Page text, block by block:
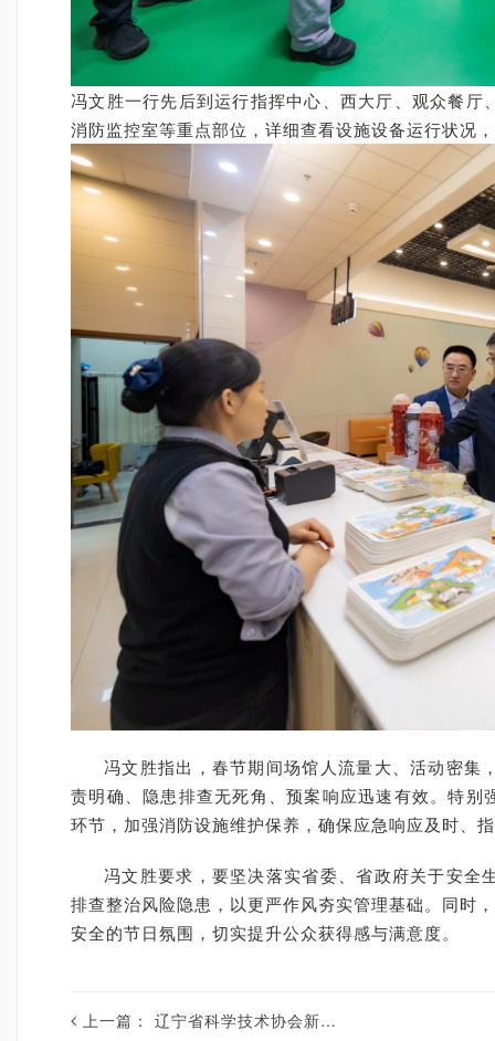
冯文胜一行先后到运行指挥中心、西大厅、观众餐
消防监控室等重点部位，详细查看设施设备运行状况
冯文胜指出，春节期间场馆人流量大、活动密
责明确、隐患排查无死角、预案响应迅速有效。特
环节，加强消防设施维护保养，确保应急响应及时、
冯文胜要求，要坚决落实省委、省政府关于安
排查整治风险隐患，以更严作风夯实管理基础。同时
安全的节日氛围，切实提升公众获得感与满意度。
上一篇： 辽宁省科学技术协会新春贺词